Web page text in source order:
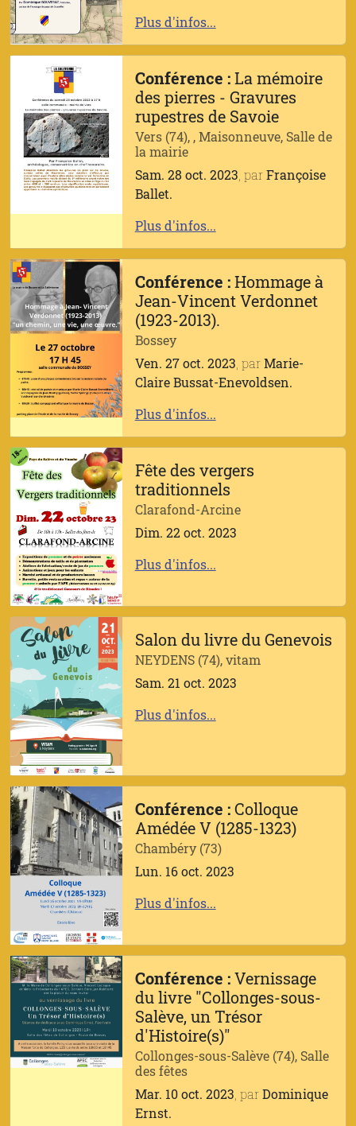
Plus d'infos...
Conférence :La mémoire
des pierres - Gravures
rupestres de Savoie
Vers (74), , Maisonneuve, Salle de
la mairie
Sam. 28 oct. 2023 , parFrançoise
Ballet.
Plus d'infos...
Conférence :Hommage à
Jean-Vincent Verdonnet
(1923-2013).
Bossey
Ven. 27 oct. 2023 , parMarie-
Claire Bussat-Enevoldsen.
Plus d'infos...
Fête des vergers
traditionnels
Clarafond-Arcine
Dim. 22 oct. 2023
Plus d'infos...
Salon du livre du Genevois
NEYDENS (74), vitam
Sam. 21 oct. 2023
Plus d'infos...
Conférence :Colloque
Amédée V (1285-1323)
Chambéry (73)
Lun. 16 oct. 2023
Plus d'infos...
Conférence :Vernissage
du livre "Collonges-sous-
Salève, un Trésor
d'Histoire(s)"
Collonges-sous-Salève (74), Salle
des fêtes
Mar. 10 oct. 2023, parDominique
Ernst.